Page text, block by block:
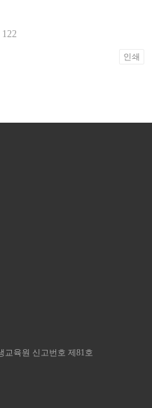
122
인쇄
교육원 신고번호 제81호